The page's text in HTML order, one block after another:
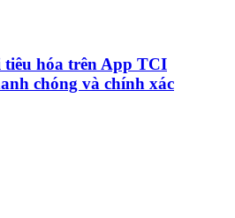
hóa trên App TCI
chóng và chính xác